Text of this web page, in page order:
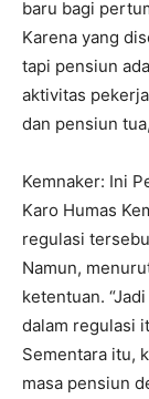
baru bagi
Karena yang
tapi pensiun
aktivitas
dan pensiun
Kemnaker: Ini
Karo Humas
regulasi
Namun,
ketentuan.
dalam regulasi
Sementara itu,
masa pensiun